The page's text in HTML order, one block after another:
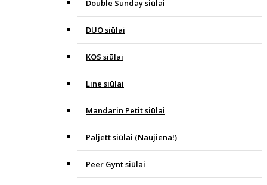
Double Sunday siūlai
DUO siūlai
KOS siūlai
Line siūlai
Mandarin Petit siūlai
Paljett siūlai (Naujiena!)
Peer Gynt siūlai